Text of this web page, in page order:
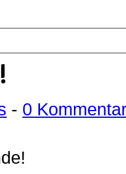
- 0